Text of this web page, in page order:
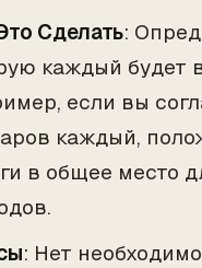
Сделать:
каждый будет
если вы
каждый,
в общее место
: Нет